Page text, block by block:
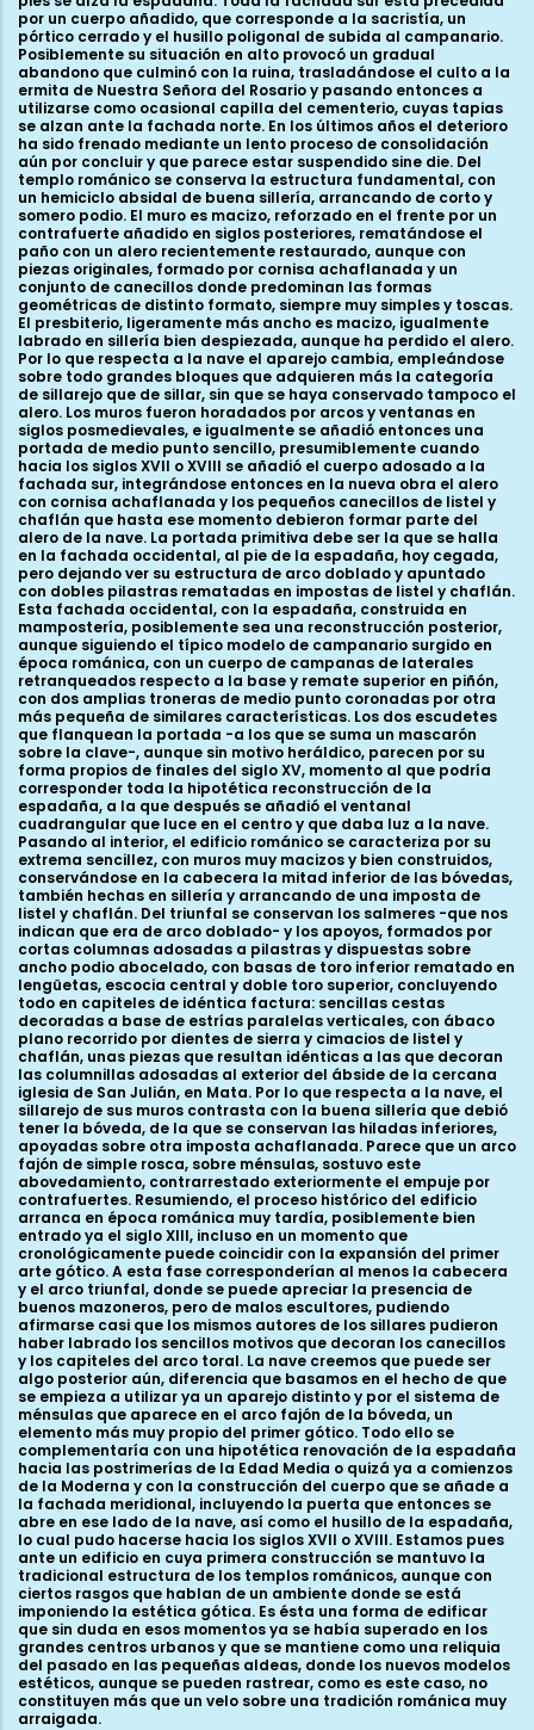
por un cuerpo añadido, que corresponde a la sacristía, un
pórtico cerrado y el husillo poligonal de subida al campanario.
Posiblemente su situación en alto provocó un gradual
abandono que culminó con la ruina, trasladándose el culto a la
ermita de Nuestra Señora del Rosario y pasando entonces a
utilizarse como ocasional capilla del cementerio, cuyas tapias
se alzan ante la fachada norte. En los últimos años el deterioro
ha sido frenado mediante un lento proceso de consolidación
aún por concluir y que parece estar suspendido sine die. Del
templo románico se conserva la estructura fundamental, con
un hemiciclo absidal de buena sillería, arrancando de corto y
somero podio. El muro es macizo, reforzado en el frente por un
contrafuerte añadido en siglos posteriores, rematándose el
paño con un alero recientemente restaurado, aunque con
piezas originales, formado por cornisa achaflanada y un
conjunto de canecillos donde predominan las formas
geométricas de distinto formato, siempre muy simples y toscas.
El presbiterio, ligeramente más ancho es macizo, igualmente
labrado en sillería bien despiezada, aunque ha perdido el alero.
Por lo que respecta a la nave el aparejo cambia, empleándose
sobre todo grandes bloques que adquieren más la categoría
de sillarejo que de sillar, sin que se haya conservado tampoco el
alero. Los muros fueron horadados por arcos y ventanas en
siglos posmedievales, e igualmente se añadió entonces una
portada de medio punto sencillo, presumiblemente cuando
hacia los siglos XVII o XVIII se añadió el cuerpo adosado a la
fachada sur, integrándose entonces en la nueva obra el alero
con cornisa achaflanada y los pequeños canecillos de listel y
chaflán que hasta ese momento debieron formar parte del
alero de la nave. La portada primitiva debe ser la que se halla
en la fachada occidental, al pie de la espadaña, hoy cegada,
pero dejando ver su estructura de arco doblado y apuntado
con dobles pilastras rematadas en impostas de listel y chaflán.
Esta fachada occidental, con la espadaña, construida en
mampostería, posiblemente sea una reconstrucción posterior,
aunque siguiendo el típico modelo de campanario surgido en
época románica, con un cuerpo de campanas de laterales
retranqueados respecto a la base y remate superior en piñón,
con dos amplias troneras de medio punto coronadas por otra
más pequeña de similares características. Los dos escudetes
que flanquean la portada -a los que se suma un mascarón
sobre la clave-, aunque sin motivo heráldico, parecen por su
forma propios de finales del siglo XV, momento al que podría
corresponder toda la hipotética reconstrucción de la
espadaña, a la que después se añadió el ventanal
cuadrangular que luce en el centro y que daba luz a la nave.
Pasando al interior, el edificio románico se caracteriza por su
extrema sencillez, con muros muy macizos y bien construidos,
conservándose en la cabecera la mitad inferior de las bóvedas,
también hechas en sillería y arrancando de una imposta de
listel y chaflán. Del triunfal se conservan los salmeres -que nos
indican que era de arco doblado- y los apoyos, formados por
cortas columnas adosadas a pilastras y dispuestas sobre
ancho podio abocelado, con basas de toro inferior rematado en
lengüetas, escocia central y doble toro superior, concluyendo
todo en capiteles de idéntica factura: sencillas cestas
decoradas a base de estrías paralelas verticales, con ábaco
plano recorrido por dientes de sierra y cimacios de listel y
chaflán, unas piezas que resultan idénticas a las que decoran
las columnillas adosadas al exterior del ábside de la cercana
iglesia de San Julián, en Mata. Por lo que respecta a la nave, el
sillarejo de sus muros contrasta con la buena sillería que debió
tener la bóveda, de la que se conservan las hiladas inferiores,
apoyadas sobre otra imposta achaflanada. Parece que un arco
fajón de simple rosca, sobre ménsulas, sostuvo este
abovedamiento, contrarrestado exteriormente el empuje por
contrafuertes. Resumiendo, el proceso histórico del edificio
arranca en época románica muy tardía, posiblemente bien
entrado ya el siglo XIII, incluso en un momento que
cronológicamente puede coincidir con la expansión del primer
arte gótico. A esta fase corresponderían al menos la cabecera
y el arco triunfal, donde se puede apreciar la presencia de
buenos mazoneros, pero de malos escultores, pudiendo
afirmarse casi que los mismos autores de los sillares pudieron
haber labrado los sencillos motivos que decoran los canecillos
y los capiteles del arco toral. La nave creemos que puede ser
algo posterior aún, diferencia que basamos en el hecho de que
se empieza a utilizar ya un aparejo distinto y por el sistema de
ménsulas que aparece en el arco fajón de la bóveda, un
elemento más muy propio del primer gótico. Todo ello se
complementaría con una hipotética renovación de la espadaña
hacia las postrimerías de la Edad Media o quizá ya a comienzos
de la Moderna y con la construcción del cuerpo que se añade a
la fachada meridional, incluyendo la puerta que entonces se
abre en ese lado de la nave, así como el husillo de la espadaña,
lo cual pudo hacerse hacia los siglos XVII o XVIII. Estamos pues
ante un edificio en cuya primera construcción se mantuvo la
tradicional estructura de los templos románicos, aunque con
ciertos rasgos que hablan de un ambiente donde se está
imponiendo la estética gótica. Es ésta una forma de edificar
que sin duda en esos momentos ya se había superado en los
grandes centros urbanos y que se mantiene como una reliquia
del pasado en las pequeñas aldeas, donde los nuevos modelos
estéticos, aunque se pueden rastrear, como es este caso, no
constituyen más que un velo sobre una tradición románica muy
arraigada.